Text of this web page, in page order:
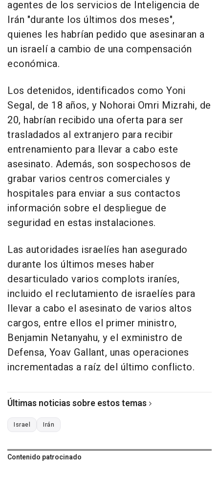
agentes de los servicios de Inteligencia de
Irán "durante los últimos dos meses",
quienes les habrían pedido que asesinaran a
un israelí a cambio de una compensación
económica.
Los detenidos, identificados como Yoni
Segal, de 18 años, y Nohorai Omri Mizrahi, de
20, habrían recibido una oferta para ser
trasladados al extranjero para recibir
entrenamiento para llevar a cabo este
asesinato. Además, son sospechosos de
grabar varios centros comerciales y
hospitales para enviar a sus contactos
información sobre el despliegue de
seguridad en estas instalaciones.
Las autoridades israelíes han asegurado
durante los últimos meses haber
desarticulado varios complots iraníes,
incluido el reclutamiento de israelíes para
llevar a cabo el asesinato de varios altos
cargos, entre ellos el primer ministro,
Benjamin Netanyahu, y el exministro de
Defensa, Yoav Gallant, unas operaciones
incrementadas a raíz del último conflicto.
Últimas noticias sobre estos temas
Israel Irán
Contenido patrocinado